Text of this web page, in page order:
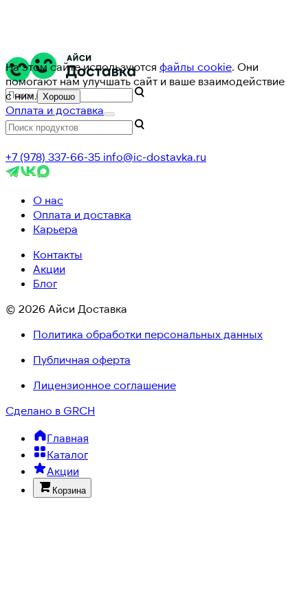
На этом сайте используются файлы cookie. Они
помогают нам улучшать сайт и ваше взаимодействие
с ним. Хорошо
Оплата и доставка
+7 (978) 337-66-35 info@ic-dostavka.ru
О нас
Оплата и доставка
Карьера
Контакты
Акции
Блог
© 2026 Айси Доставка
Политика обработки персональных данных
Публичная оферта
Лицензионное соглашение
Сделано в GRCH
Главная
Каталог
Акции
Корзина